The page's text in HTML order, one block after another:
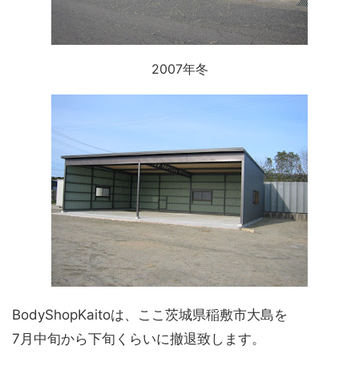
2007年冬
BodyShopKaitoは、ここ茨城県稲敷市大島を
7月中旬から下旬くらいに撤退致します。